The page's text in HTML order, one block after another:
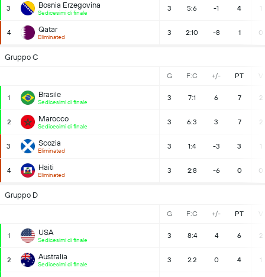
3 Bosnia Erzegovina
Sedicesimi di finale
3 5:6 -1 4 1
4 Qatar
Eliminated
3 2:10 -8 1 0
Gruppo C
G F:C +/- PT V
1 Brasile
Sedicesimi di finale
3 7:1 6 7 2
2 Marocco
Sedicesimi di finale
3 6:3 3 7 2
3 Scozia
Eliminated
3 1:4 -3 3 1
4 Haiti
Eliminated
3 2:8 -6 0 0
Gruppo D
G F:C +/- PT V
1 USA
Sedicesimi di finale
3 8:4 4 6 2
2 Australia
Sedicesimi di finale
3 2:2 0 4 1